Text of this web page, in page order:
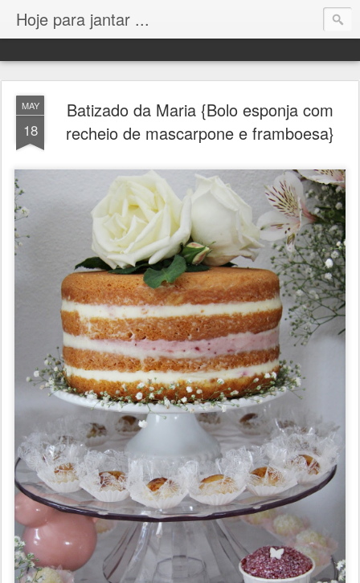
Hoje para jantar ...
MAY
18
Batizado da Maria {Bolo esponja com
recheio de mascarpone e framboesa}